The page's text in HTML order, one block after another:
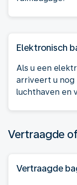
Elektronisch
Als u een
arriveert u
luchthaven en
Vertraagde
Vertraagde